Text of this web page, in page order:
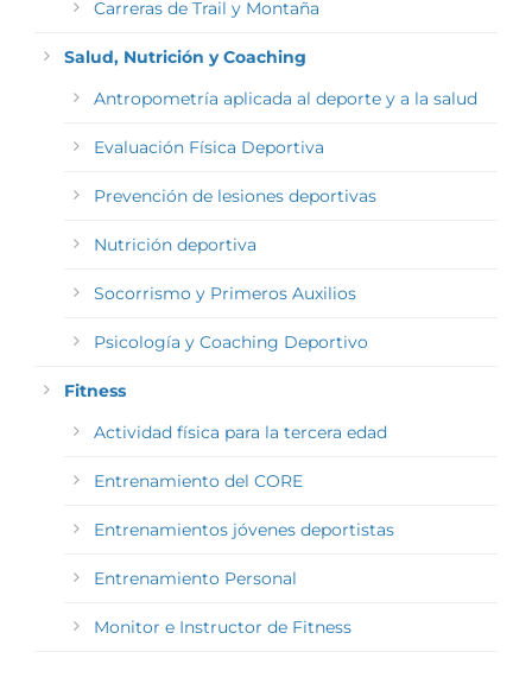
Carreras de Trail y Montaña
Salud, Nutrición y Coaching
Antropometría aplicada al deporte y a la salud
Evaluación Física Deportiva
Prevención de lesiones deportivas
Nutrición deportiva
Socorrismo y Primeros Auxilios
Psicología y Coaching Deportivo
Fitness
Actividad física para la tercera edad
Entrenamiento del CORE
Entrenamientos jóvenes deportistas
Entrenamiento Personal
Monitor e Instructor de Fitness